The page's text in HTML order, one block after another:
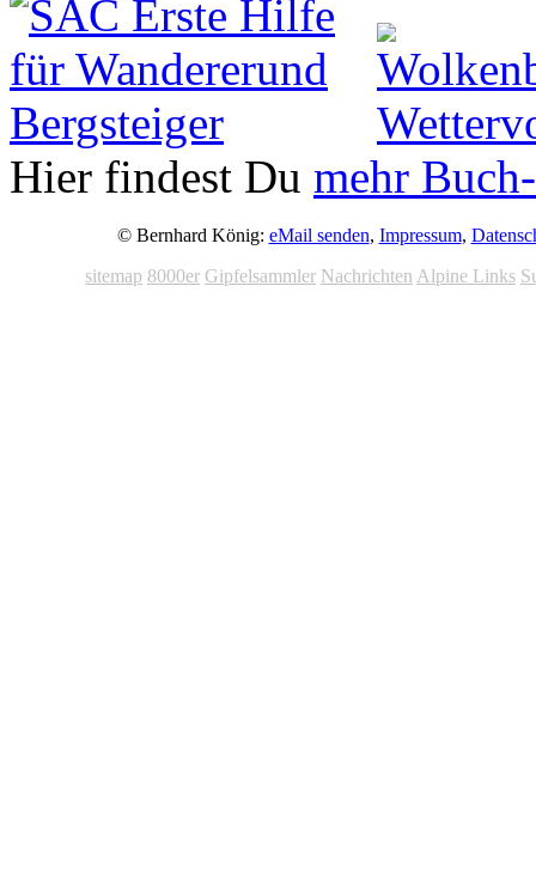
Hier findest Du mehr
© Bernhard König: eMail senden, Impressum,
sitemap 8000er Gipfelsammler Nachrichten Alpine Links